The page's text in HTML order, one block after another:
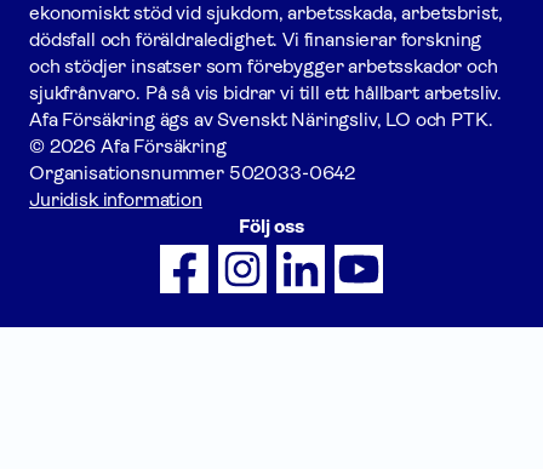
ekonomiskt stöd vid sjukdom, arbetsskada, arbetsbrist,
dödsfall och föräldraledighet. Vi finansierar forskning
och stödjer insatser som förebygger arbets­skador och
sjukfrånvaro. På så vis bidrar vi till ett hållbart arbetsliv.
Afa För­säkring ägs av Svenskt Näringsliv, LO och PTK.
© 2026 Afa Försäkring
Organisationsnummer 502033-0642
Juridisk information
Följ oss